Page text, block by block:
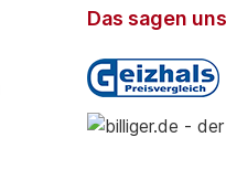
Das sagen